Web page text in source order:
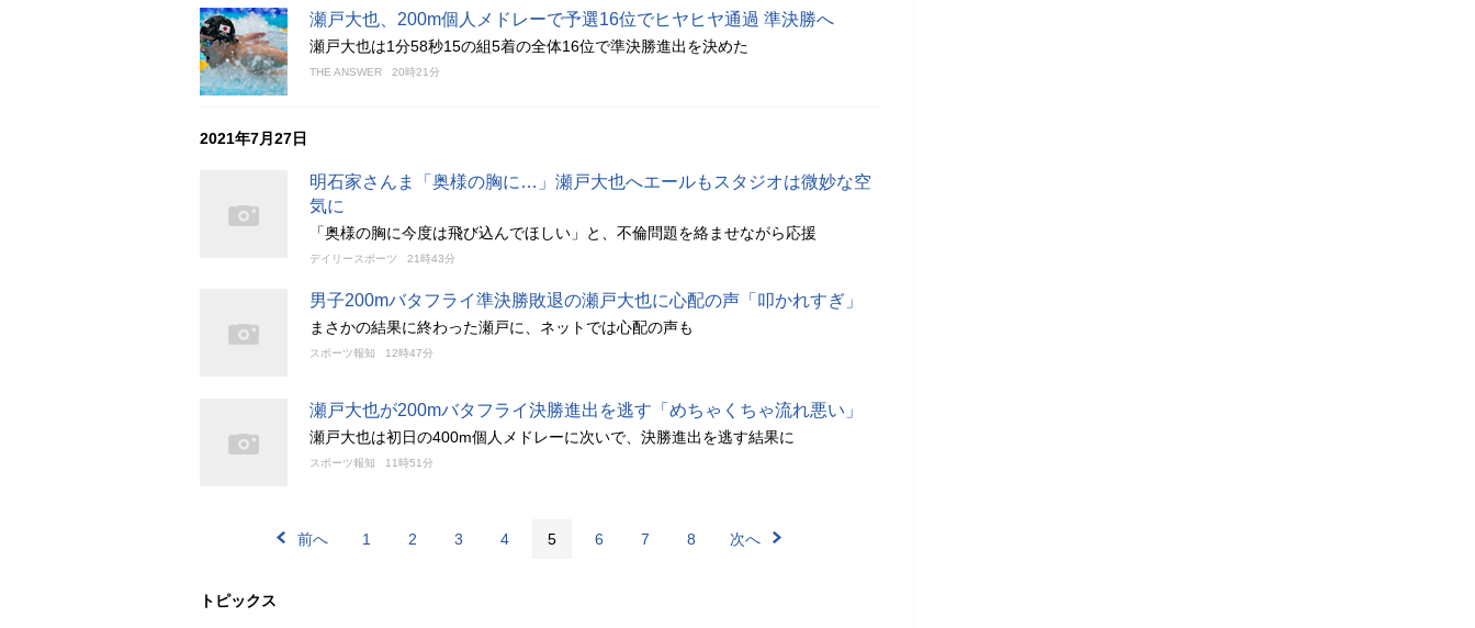
瀬戸大也、200m個人メドレーで予選16位でヒヤヒヤ通過 準決勝へ
瀬戸大也は1分58秒15の組5着の全体16位で準決勝進出を決めた
THE ANSWER 20時21分
2021年7月27日
明石家さんま「奥様の胸に…」瀬戸大也へエールもスタジオは微妙な空
気に
「奥様の胸に今度は飛び込んでほしい」と、不倫問題を絡ませながら応援
デイリースポーツ 21時43分
男子200mバタフライ準決勝敗退の瀬戸大也に心配の声「叩かれすぎ」
まさかの結果に終わった瀬戸に、ネットでは心配の声も
スポーツ報知 12時47分
瀬戸大也が200mバタフライ決勝進出を逃す「めちゃくちゃ流れ悪い」
瀬戸大也は初日の400m個人メドレーに次いで、決勝進出を逃す結果に
スポーツ報知 11時51分
前へ 1 2 3 4 5 6 7 8 次へ
トピックス